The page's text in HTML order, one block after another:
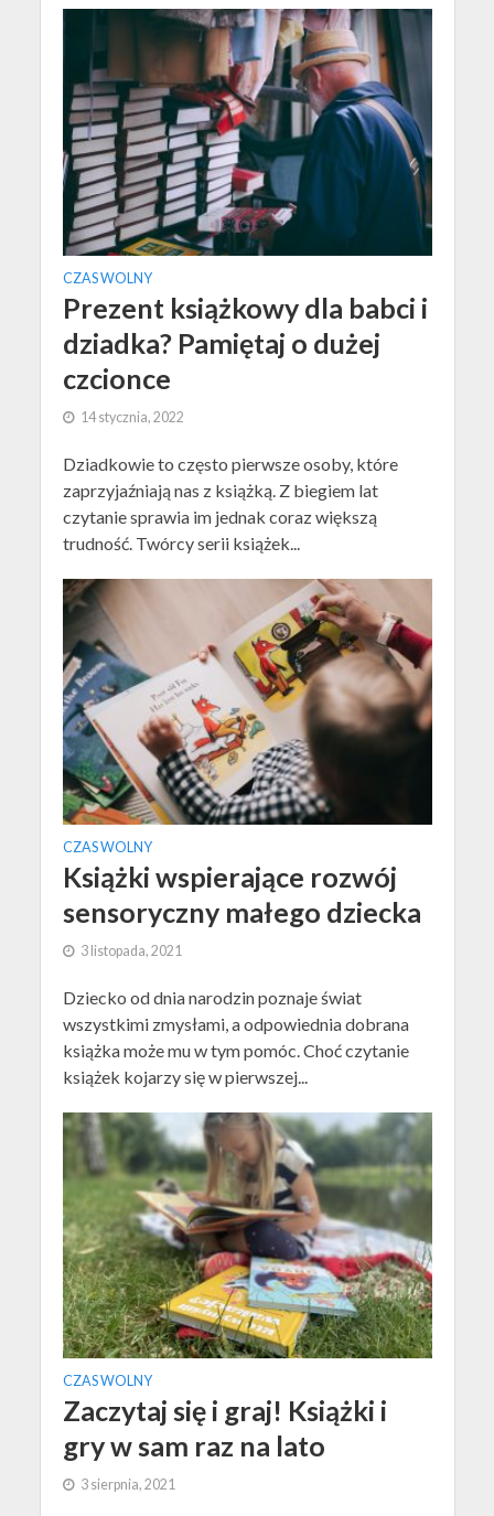
CZAS WOLNY
Prezent książkowy dla babci i
dziadka? Pamiętaj o dużej
czcionce
14 stycznia, 2022
Dziadkowie to często pierwsze osoby, które
zaprzyjaźniają nas z książką. Z biegiem lat
czytanie sprawia im jednak coraz większą
trudność. Twórcy serii książek...
CZAS WOLNY
Książki wspierające rozwój
sensoryczny małego dziecka
3 listopada, 2021
Dziecko od dnia narodzin poznaje świat
wszystkimi zmysłami, a odpowiednia dobrana
książka może mu w tym pomóc. Choć czytanie
książek kojarzy się w pierwszej...
CZAS WOLNY
Zaczytaj się i graj! Książki i
gry w sam raz na lato
3 sierpnia, 2021